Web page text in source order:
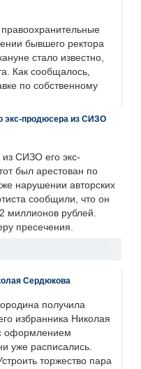
бывшего ректора
стало известно,
Как сообщалось,
по собственному
экс-продюсера из СИЗО
из СИЗО его экс-
был арестован по
нарушении авторских
сообщили, что он
миллионов рублей.
пресечения.
Сердюкова
получила
избранника Николая
оформлением
уже расписались.
торжество пара